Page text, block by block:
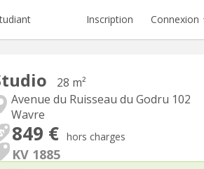
Inscription Connexion
28 m²
Avenue du Ruisseau du Godru 102
Wavre
849 € hors charges
KV 1885